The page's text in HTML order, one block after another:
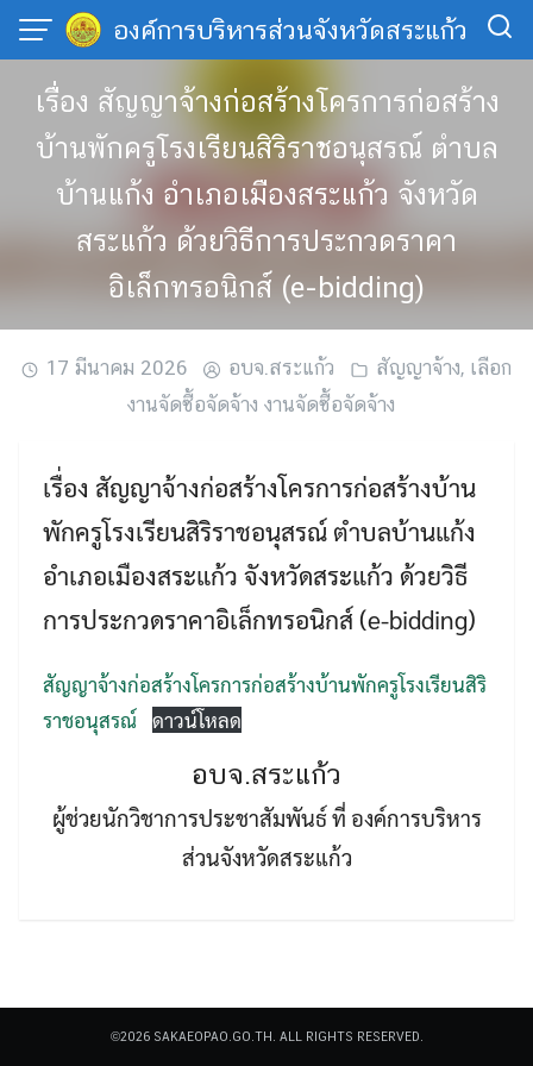
Skip
content
องค์การบริหารส่วนจังหวัดสระแก้ว
Search
เรื่อง สัญญาจ้างก่อสร้างโครการก่อสร้าง
บ้านพักครูโรงเรียนสิริราชอนุสรณ์ ตำบล
บ้านแก้ง อำเภอเมืองสระแก้ว จังหวัด
สระแก้ว ด้วยวิธีการประกวดราคา
อิเล็กทรอนิกส์ (e-bidding)
17 มีนาคม 2026 อบจ.สระแก้ว สัญญาจ้าง, เลือก
งานจัดซื้อจัดจ้าง งานจัดซื้อจัดจ้าง
เรื่อง สัญญาจ้างก่อสร้างโครการก่อสร้างบ้าน
พักครูโรงเรียนสิริราชอนุสรณ์ ตำบลบ้านแก้ง
อำเภอเมืองสระแก้ว จังหวัดสระแก้ว ด้วยวิธี
การประกวดราคาอิเล็กทรอนิกส์ (e-bidding)
สัญญาจ้างก่อสร้างโครการก่อสร้างบ้านพักครูโรงเรียนสิริ
ราชอนุสรณ์ ดาวน์โหลด
อบจ.สระแก้ว
ผู้ช่วยนักวิชาการประชาสัมพันธ์ ที่ องค์การบริหาร
ส่วนจังหวัดสระแก้ว
©2026 SAKAEOPAO.GO.TH. ALL RIGHTS RESERVED.